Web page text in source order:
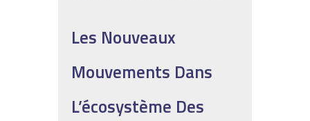
Les Nouveaux
Mouvements Dans
L’écosystème Des